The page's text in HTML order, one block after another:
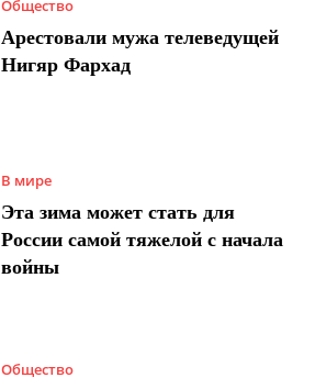
Общество
Арестовали мужа телеведущей
Нигяр Фархад
В мире
Эта зима может стать для
России самой тяжелой с начала
войны
Общество